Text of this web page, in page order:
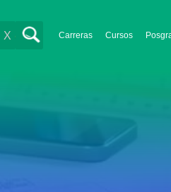
Carreras Cursos
X